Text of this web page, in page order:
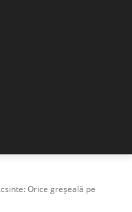
Orice greșeală pe